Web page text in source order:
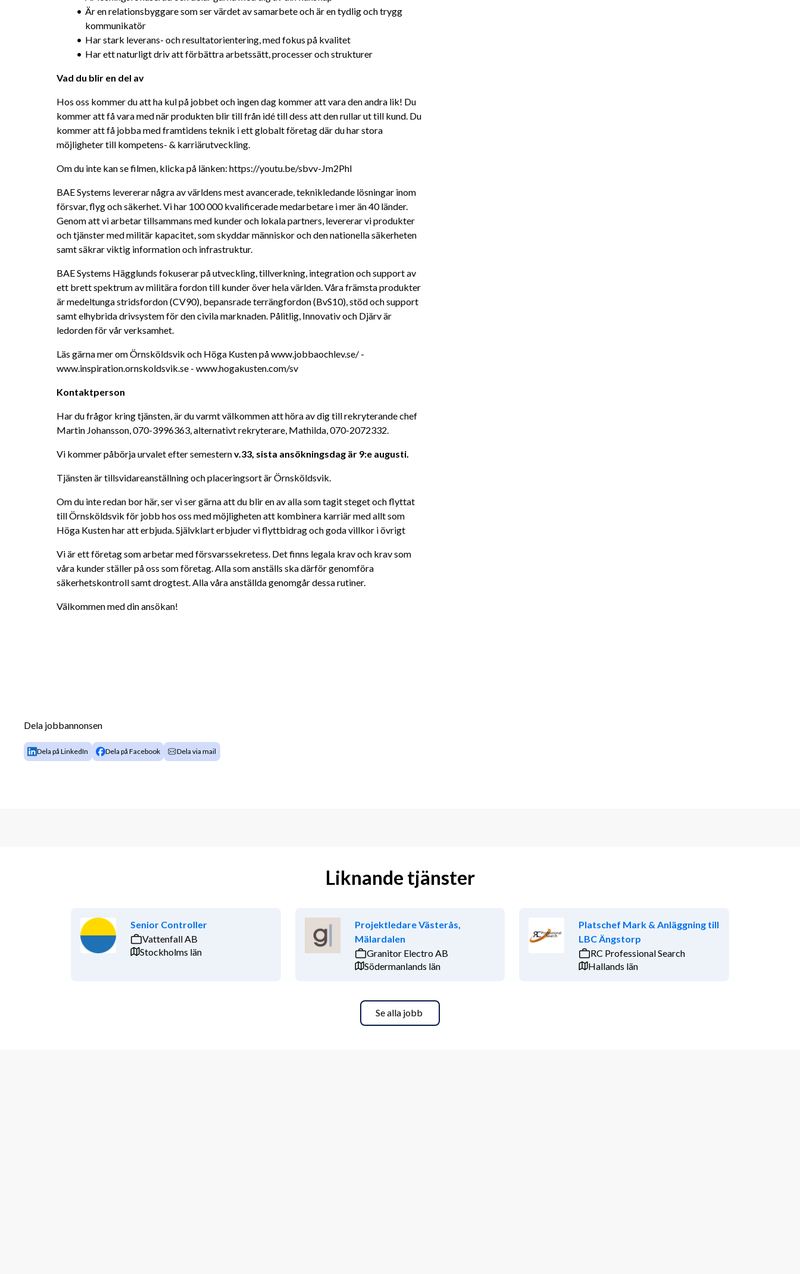
Är en relationsbyggare som ser värdet av samarbete och är en tydlig och trygg
kommunikatör
Har stark leverans- och resultatorientering, med fokus på kvalitet
Har ett naturligt driv att förbättra arbetssätt, processer och strukturer
Vad du blir en del av
Hos oss kommer du att ha kul på jobbet och ingen dag kommer att vara den andra lik! Du
kommer att få vara med när produkten blir till från idé till dess att den rullar ut till kund. Du
kommer att få jobba med framtidens teknik i ett globalt företag där du har stora
möjligheter till kompetens- & karriärutveckling.
Om du inte kan se filmen, klicka på länken: https://youtu.be/sbvv-Jm2PhI
BAE Systems levererar några av världens mest avancerade, teknikledande lösningar inom
försvar, flyg och säkerhet. Vi har 100 000 kvalificerade medarbetare i mer än 40 länder.
Genom att vi arbetar tillsammans med kunder och lokala partners, levererar vi produkter
och tjänster med militär kapacitet, som skyddar människor och den nationella säkerheten
samt säkrar viktig information och infrastruktur.
BAE Systems Hägglunds fokuserar på utveckling, tillverkning, integration och support av
ett brett spektrum av militära fordon till kunder över hela världen. Våra främsta produkter
är medeltunga stridsfordon (CV90), bepansrade terrängfordon (BvS10), stöd och support
samt elhybrida drivsystem för den civila marknaden. Pålitlig, Innovativ och Djärv är
ledorden för vår verksamhet.
Läs gärna mer om Örnsköldsvik och Höga Kusten på www.jobbaochlev.se/ -
www.inspiration.ornskoldsvik.se - www.hogakusten.com/sv
Kontaktperson
Har du frågor kring tjänsten, är du varmt välkommen att höra av dig till rekryterande chef
Martin Johansson, 070-3996363, alternativt rekryterare, Mathilda, 070-2072332.
Vi kommer påbörja urvalet efter semestern v.33, sista ansökningsdag är 9:e augusti.
Tjänsten är tillsvidareanställning och placeringsort är Örnsköldsvik.
Om du inte redan bor här, ser vi ser gärna att du blir en av alla som tagit steget och flyttat
till Örnsköldsvik för jobb hos oss med möjligheten att kombinera karriär med allt som
Höga Kusten har att erbjuda. Självklart erbjuder vi flyttbidrag och goda villkor i övrigt
Vi är ett företag som arbetar med försvarssekretess. Det finns legala krav och krav som
våra kunder ställer på oss som företag. Alla som anställs ska därför genomföra
säkerhetskontroll samt drogtest. Alla våra anställda genomgår dessa rutiner.
Välkommen med din ansökan!
Dela jobbannonsen
Dela på LinkedIn Dela på Facebook Dela via mail
Liknande tjänster
Senior Controller
Vattenfall AB
Stockholms län
Projektledare Västerås,
Mälardalen
Granitor Electro AB
Södermanlands län
Platschef Mark & Anläggning till
LBC Ängstorp
RC Professional Search
Hallands län
Se alla jobb